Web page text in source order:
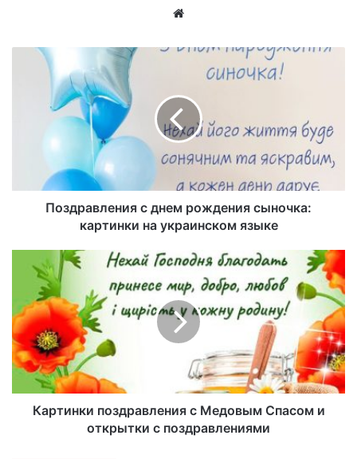
Поздравления с днем рождения сыночка:
картинки на украинском языке
Картинки поздравления с Медовым Спасом и
открытки с поздравлениями